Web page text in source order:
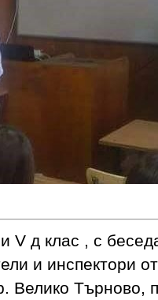
V д клас , с
и инспектори
Велико Търново,